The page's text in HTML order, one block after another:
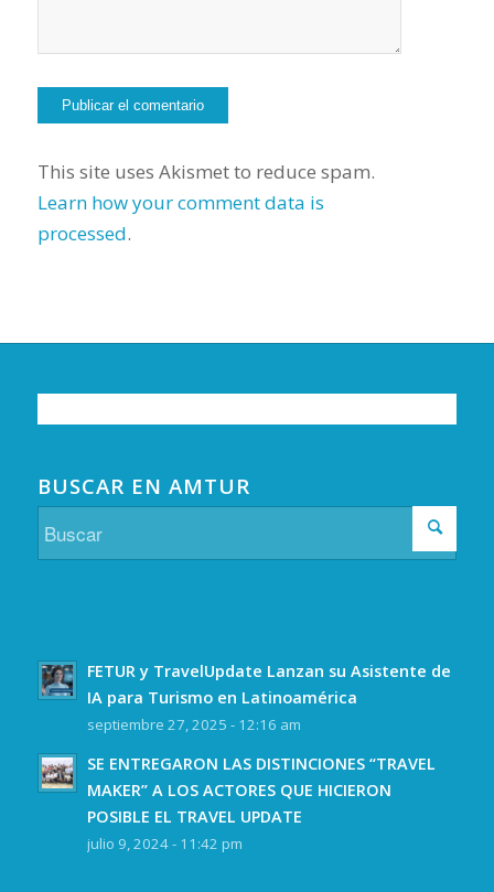
This site uses Akismet to reduce spam.
Learn how your comment data is
processed.
BUSCAR EN AMTUR
FETUR y TravelUpdate Lanzan su Asistente de
IA para Turismo en Latinoamérica
septiembre 27, 2025 - 12:16 am
SE ENTREGARON LAS DISTINCIONES “TRAVEL
MAKER” A LOS ACTORES QUE HICIERON
POSIBLE EL TRAVEL UPDATE
julio 9, 2024 - 11:42 pm